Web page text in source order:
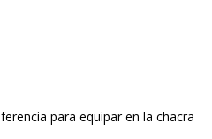
para equipar en la chacra